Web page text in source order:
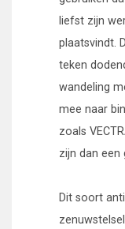
liefst zijn
plaatsvindt.
teken
wandeling
mee naar
zoals
zijn dan een
Dit soort